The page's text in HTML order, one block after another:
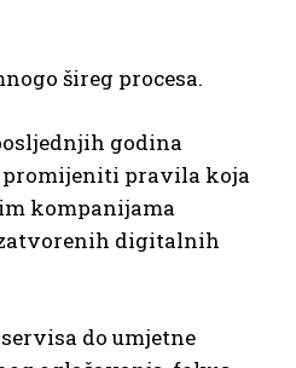
šireg procesa.
godina
promijeniti pravila koja
kompanijama
digitalnih
do umjetne